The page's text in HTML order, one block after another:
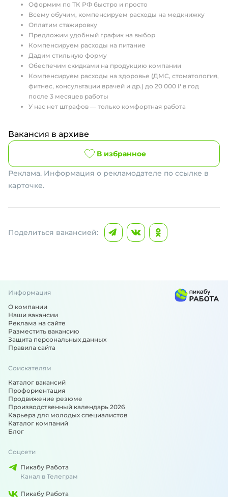
Оформим по ТК РФ быстро и просто
Всему обучим, компенсируем расходы на медкнижку
Оплатим стажировку
Предложим удобный график на выбор
Компенсируем расходы на питание
Дадим стильную форму
Обеспечим скидками на продукцию компании
Компенсируем расходы на здоровье (ДМС, стоматология,
фитнес, консультации врачей и др.) до 20 000 ₽ в год
после 3 месяцев работы
У нас нет штрафов — только комфортная работа
Вакансия в архиве
В избранное
Реклама. Информация о рекламодателе по ссылке в
карточке.
Поделиться вакансией:
Информация
О компании
Наши вакансии
Реклама на сайте
Разместить вакансию
Защита персональных данных
Правила сайта
Соискателям
Каталог вакансий
Профориентация
Продвижение резюме
Производственный календарь 2026
Карьера для молодых специалистов
Каталог компаний
Блог
Соцсети
Пикабу Работа
Канал в Телеграм
Пикабу Работа